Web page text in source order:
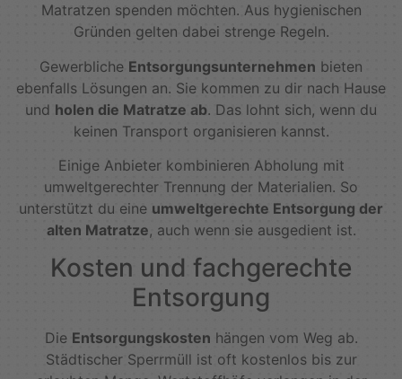
Matratzen spenden möchten. Aus hygienischen
Gründen gelten dabei strenge Regeln.
Gewerbliche Entsorgungsunternehmen bieten
ebenfalls Lösungen an. Sie kommen zu dir nach Hause
und holen die Matratze ab. Das lohnt sich, wenn du
keinen Transport organisieren kannst.
Einige Anbieter kombinieren Abholung mit
umweltgerechter Trennung der Materialien. So
unterstützt du eine umweltgerechte Entsorgung der
alten Matratze, auch wenn sie ausgedient ist.
Kosten und fachgerechte
Entsorgung
Die Entsorgungskosten hängen vom Weg ab.
Städtischer Sperrmüll ist oft kostenlos bis zur